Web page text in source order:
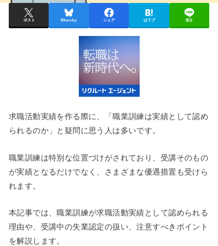
ポスト Bluesky シェア はてブ 送る
求職活動実績を作る際に、「職業訓練は実績として認め
られるのか」と疑問に思う人は多いです。
職業訓練は特別な位置づけがされており、受講そのもの
が実績となるだけでなく、さまざまな優遇措置も受けら
れます。
本記事では、職業訓練が求職活動実績として認められる
理由や、受講中の失業認定の扱い、注意すべきポイント
を解説します。